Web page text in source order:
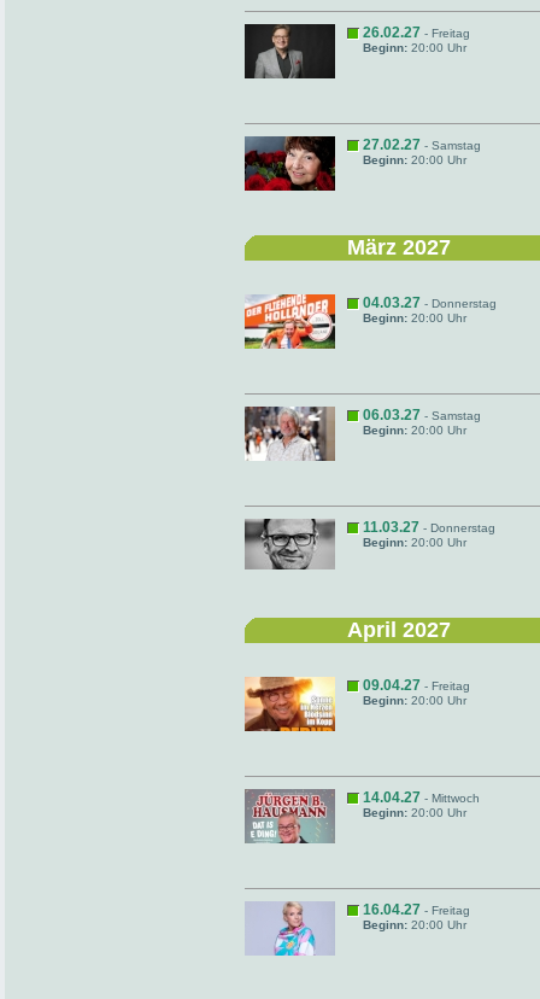
26.02.27 - Freitag
Beginn: 20:00 Uhr
27.02.27 - Samstag
Beginn: 20:00 Uhr
März 2027
04.03.27 - Donnerstag
Beginn: 20:00 Uhr
06.03.27 - Samstag
Beginn: 20:00 Uhr
11.03.27 - Donnerstag
Beginn: 20:00 Uhr
April 2027
09.04.27 - Freitag
Beginn: 20:00 Uhr
14.04.27 - Mittwoch
Beginn: 20:00 Uhr
16.04.27 - Freitag
Beginn: 20:00 Uhr